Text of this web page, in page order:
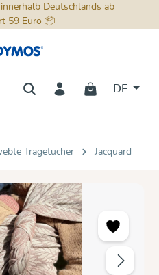
innerhalb Deutschlands ab
59 Euro 📦
DE
Tragetücher Jacquard